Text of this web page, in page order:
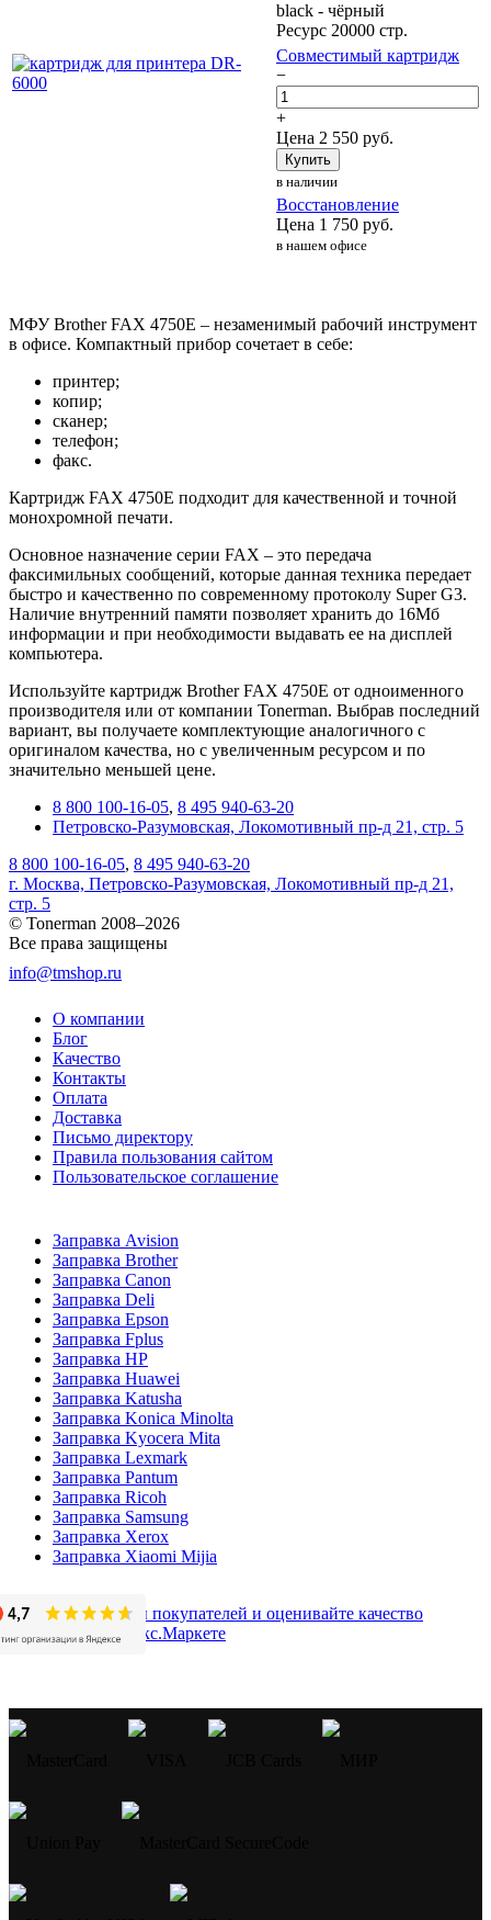
black - чёрный
Ресурс 20000 стр.
Совместимый картридж
−
+
Цена 2 550 руб.
Купить
в наличии
Восстановление
Цена 1 750 руб.
в нашем офисе
МФУ Brother FAX 4750E – незаменимый рабочий инструмент
в офисе. Компактный прибор сочетает в себе:
принтер;
копир;
сканер;
телефон;
факс.
Картридж FAX 4750E подходит для качественной и точной
монохромной печати.
Основное назначение серии FAX – это передача
факсимильных сообщений, которые данная техника передает
быстро и качественно по современному протоколу Super G3.
Наличие внутренний памяти позволяет хранить до 16Мб
информации и при необходимости выдавать ее на дисплей
компьютера.
Используйте картридж Brother FAX 4750E от одноименного
производителя или от компании Tonerman. Выбрав последний
вариант, вы получаете комплектующие аналогичного с
оригиналом качества, но с увеличенным ресурсом и по
значительно меньшей цене.
8 800 100-16-05, 8 495 940-63-20
Петровско-Разумовская, Локомотивный пр-д 21, стр. 5
8 800 100-16-05, 8 495 940-63-20
г. Москва, Петровско-Разумовская, Локомотивный пр-д 21,
стр. 5
© Tonerman 2008–2026
Все права защищены
info@tmshop.ru
О компании
Блог
Качество
Контакты
Оплата
Доставка
Письмо директору
Правила пользования сайтом
Пользовательское соглашение
Заправка Avision
Заправка Brother
Заправка Canon
Заправка Deli
Заправка Epson
Заправка Fplus
Заправка HP
Заправка Huawei
Заправка Katusha
Заправка Konica Minolta
Заправка Kyocera Mita
Заправка Lexmark
Заправка Pantum
Заправка Ricoh
Заправка Samsung
Заправка Xerox
Заправка Xiaomi Mijia